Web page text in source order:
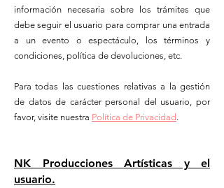
información necesaria sobre los trámites que
debe seguir el usuario para comprar una entrada
a un evento o espectáculo, los términos y
condiciones, política de devoluciones, etc.
Para todas las cuestiones relativas a la gestión
de datos de carácter personal del usuario, por
favor, visite nuestra Política de Privacidad.
NK Producciones Artísticas y el
usuario.